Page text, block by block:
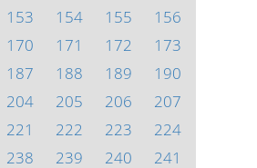
153 154 155
156
170 171 172
173
187 188 189
190
204 205 206
207
221 222 223
224
238 239 240
241